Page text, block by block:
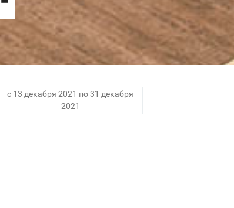
c 13 декабря 2021 по 31 декабря
2021